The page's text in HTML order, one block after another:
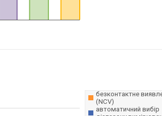
безконтактне
(NCV)
автоматичний вибір